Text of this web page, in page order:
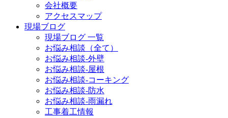
会社概要
アクセスマップ
現場ブログ
現場ブログ 一覧
お悩み相談（全て）
お悩み相談-外壁
お悩み相談-屋根
お悩み相談-コーキング
お悩み相談-防水
お悩み相談-雨漏れ
工事着工情報